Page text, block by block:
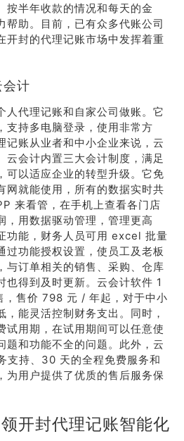
按半年收款的情况和每天的金
帮助。目前，已有众多代账公司
开封的代理记账市场中发挥着重
会计
人代理记账和自家公司做账。它
支持多电脑登录，使用非常方
记账从业者和中小企业来说，云
云会计内置三大会计制度，满足
可以适应企业的转型升级。它免
网就能使用，所有的数据实时共
来看管，在手机上查看各门店
，用数据驱动管理，管理更高
功能，财务人员可用 excel 批量
过功能授权设置，使员工及老板
与订单相关的销售、采购、仓库
也得到及时更新。云会计软件 1
售价 798 元 / 年起，对于中小
能灵活控制财务支出。同时，
试用期，在试用期间可以任意使
题和功能不全的问题。此外，云
支持、30 天的全程免费服务和
为用户提供了优质的售后服务保
开封代理记账智能化